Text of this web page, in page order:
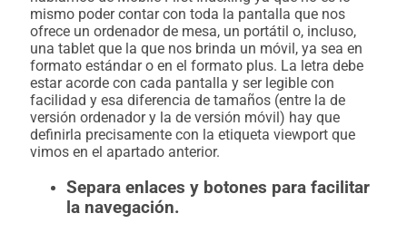
mismo poder contar con toda la pantalla que nos
ofrece un ordenador de mesa, un portátil o, incluso,
una tablet que la que nos brinda un móvil, ya sea en
formato estándar o en el formato plus. La letra debe
estar acorde con cada pantalla y ser legible con
facilidad y esa diferencia de tamaños (entre la de
versión ordenador y la de versión móvil) hay que
definirla precisamente con la etiqueta viewport que
vimos en el apartado anterior.
Separa enlaces y botones para facilitar
la navegación.